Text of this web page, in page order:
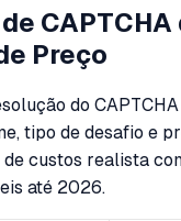
CAPTCHA
Preço
do CAPTCHA
tipo de desafio e
custos realista
até 2026.